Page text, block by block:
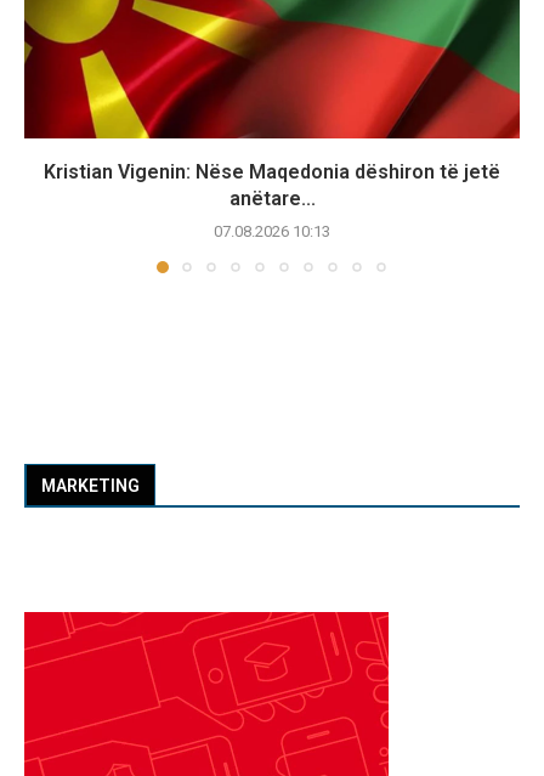
Kristian Vigenin: Nëse Maqedonia dëshiron të jetë
anëtare...
07.08.2026 10:13
MARKETING